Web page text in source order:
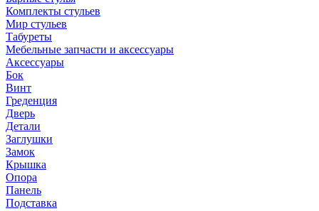
Комплекты стульев
Мир стульев
Табуреты
Мебельные запчасти и аксессуары
Аксессуары
Бок
Винт
Греденция
Дверь
Детали
Заглушки
Замок
Крышка
Опора
Панель
Подставка